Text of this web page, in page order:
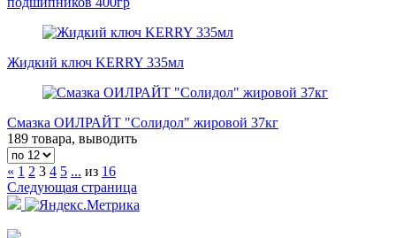
Жидкий ключ KERRY 335мл
Смазка ОИЛРАЙТ "Солидол" жировой 37кг
189 товара, выводить
« 1 2 3 4 5 ... из 16
Следующая страница